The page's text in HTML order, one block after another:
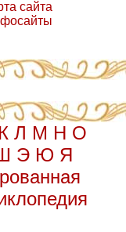
сайта
К Л М Н О
Э Ю Я